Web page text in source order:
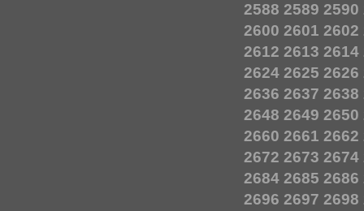
2588 2589 2590
2600 2601 2602
2612 2613 2614
2624 2625 2626
2636 2637 2638
2648 2649 2650
2660 2661 2662
2672 2673 2674
2684 2685 2686
2696 2697 2698